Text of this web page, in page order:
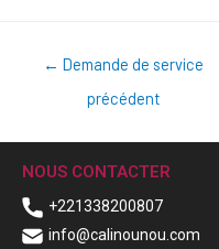
← Demande de service
précédent
NOUS CONTACTER
+221338200807
info@calinounou.com